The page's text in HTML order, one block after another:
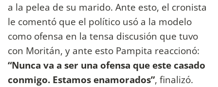
a la pelea de su marido. Ante esto, el cronista
le comentó que el político usó a la modelo
como ofensa en la tensa discusión que tuvo
con Moritán, y ante esto Pampita reaccionó:
“Nunca va a ser una ofensa que este casado
conmigo. Estamos enamorados”, finalizó.